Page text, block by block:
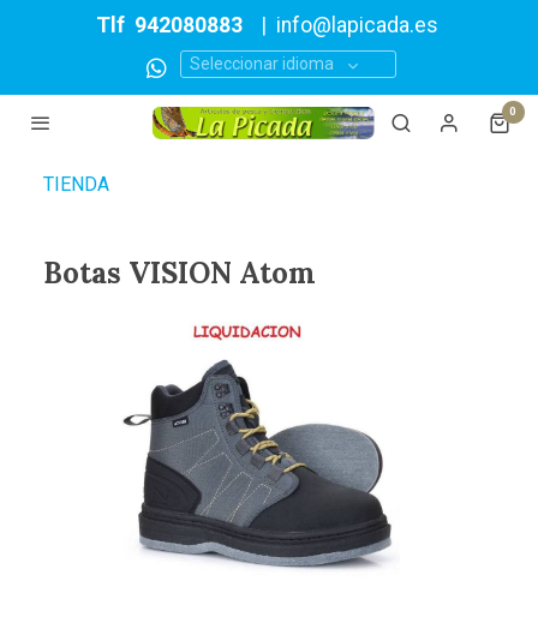
Tlf 942080883 info@lapicada.es
Seleccionar idioma
0
TIENDA
Botas VISION Atom